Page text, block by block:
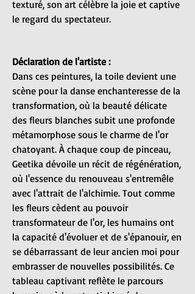
texturé, son art célèbre la joie et captive
le regard du spectateur.
Déclaration de l'artiste :
Dans ces peintures, la toile devient une
scène pour la danse enchanteresse de la
transformation, où la beauté délicate
des fleurs blanches subit une profonde
métamorphose sous le charme de l'or
chatoyant. À chaque coup de pinceau,
Geetika dévoile un récit de régénération,
où l'essence du renouveau s'entremêle
avec l'attrait de l'alchimie. Tout comme
les fleurs cèdent au pouvoir
transformateur de l'or, les humains ont
la capacité d'évoluer et de s'épanouir, en
se débarrassant de leur ancien moi pour
embrasser de nouvelles possibilités. Ce
tableau captivant reflète le parcours